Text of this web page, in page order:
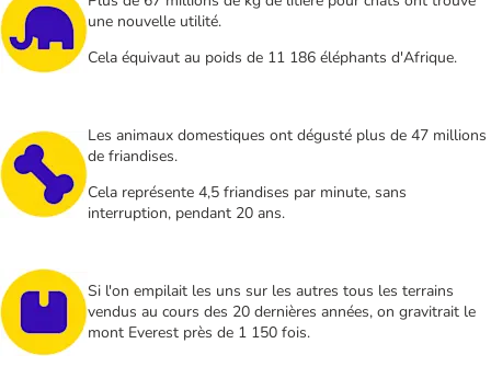
une nouvelle utilité.
Cela équivaut au poids de 11 186 éléphants d'Afrique.
Les animaux domestiques ont dégusté plus de 47 millions
de friandises.
Cela représente 4,5 friandises par minute, sans
interruption, pendant 20 ans.
Si l'on empilait les uns sur les autres tous les terrains
vendus au cours des 20 dernières années, on gravitrait le
mont Everest près de 1 150 fois.